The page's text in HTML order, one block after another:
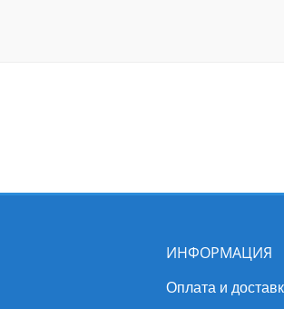
ИНФОРМАЦИЯ
Оплата и